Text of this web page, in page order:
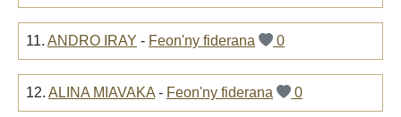
11. ANDRO IRAY - Feon'ny fiderana 0
12. ALINA MIAVAKA - Feon'ny fiderana 0